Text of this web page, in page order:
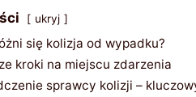
ukryj
się kolizja od wypadku?
kroki na miejscu zdarzenia
sprawcy kolizji –